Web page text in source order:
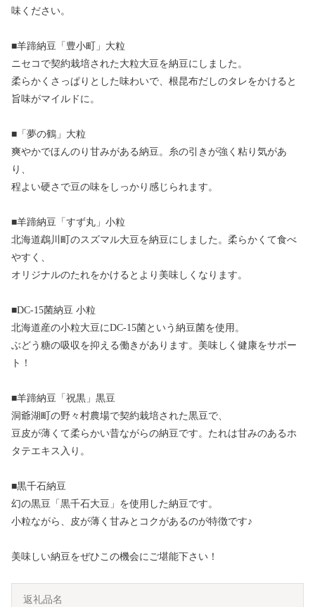
味ください。
■羊蹄納豆「豊小町」大粒
ニセコで契約栽培された大粒大豆を納豆にしました。
柔らかくさっぱりとした味わいで、根昆布だしのタレをかけると
旨味がマイルドに。
■「夢の鶴」大粒
爽やかでほんのり甘みがある納豆。糸の引きが強く粘り気があ
り、
程よい硬さで豆の味をしっかり感じられます。
■羊蹄納豆「すず丸」小粒
北海道鵡川町のスズマル大豆を納豆にしました。柔らかくて食べ
やすく、
オリジナルのたれをかけるとより美味しくなります。
■DC-15菌納豆 小粒
北海道産の小粒大豆にDC-15菌という納豆菌を使用。
ぶどう糖の吸収を抑える働きがあります。美味しく健康をサポー
ト！
■羊蹄納豆「祝黒」黒豆
洞爺湖町の野々村農場で契約栽培された黒豆で、
豆皮が薄くて柔らかい昔ながらの納豆です。たれは甘みのあるホ
タテエキス入り。
■黒千石納豆
幻の黒豆「黒千石大豆」を使用した納豆です。
小粒ながら、皮が薄く甘みとコクがあるのが特徴です♪
美味しい納豆をぜひこの機会にご堪能下さい！
返礼品名